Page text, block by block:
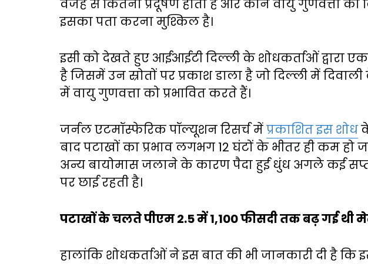
वजह से कितना प्रदूषण होता है और कौन वायु गुणवत्ता को
इसका पता करना मुश्किल है।
इसी को देखते हुए आईआईटी दिल्ली के शोधकर्ताओं द्वारा
है जिसमें उन स्रोतों पर प्रकाश डाला है जो दिल्ली में
में वायु गुणवत्ता को प्रभावित करते हैं।
जर्नल एटमॉस्फेरिक पॉल्यूशन रिसर्च मेंप्रकाशित इस शोध
बाद पटाखों का प्रभाव लगभग 12 घंटों के भीतर ही कम हो
अन्य बायोमास जलाने के कारण पैदा हुई धुंध अगले कई
पर छाई रहती है।
पटाखों के चलते पीएम 2.5 में 1,100 फीसदी तक बढ़ गई थी
हालांकि शोधकर्ताओं ने इस बात की भी जानकारी दी है कि